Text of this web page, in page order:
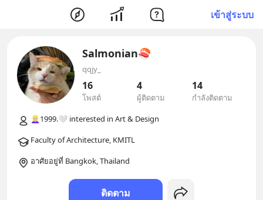
เข้าสู่ระบบ
Salmonian🍣
qqjy_
16
โพสต์
4
ผู้ติดตาม
14
กำลังติดตาม
อาศัยอยู่ที่ Bangkok, Thailand
ติดตาม